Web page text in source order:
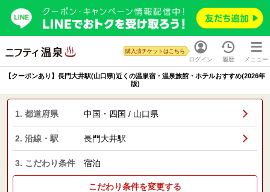
ログイン
購入済チケットはこちら
履歴 メニュー
【クーポンあり】長門大井駅(山口県)近くの温泉宿・温泉旅館・ホテルおすすめ(2026年
版)
1. 都道府県 中国・四国 / 山口県
2. 沿線・駅 長門大井駅
3. こだわり条件 宿泊
こだわり条件を変更する